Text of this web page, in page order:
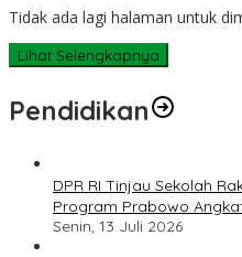
Tidak ada lagi halaman untuk
Lihat Selengkapnya
Pendidikan
DPR RI Tinjau Sekolah
Program Prabowo
Senin, 13 Juli 2026